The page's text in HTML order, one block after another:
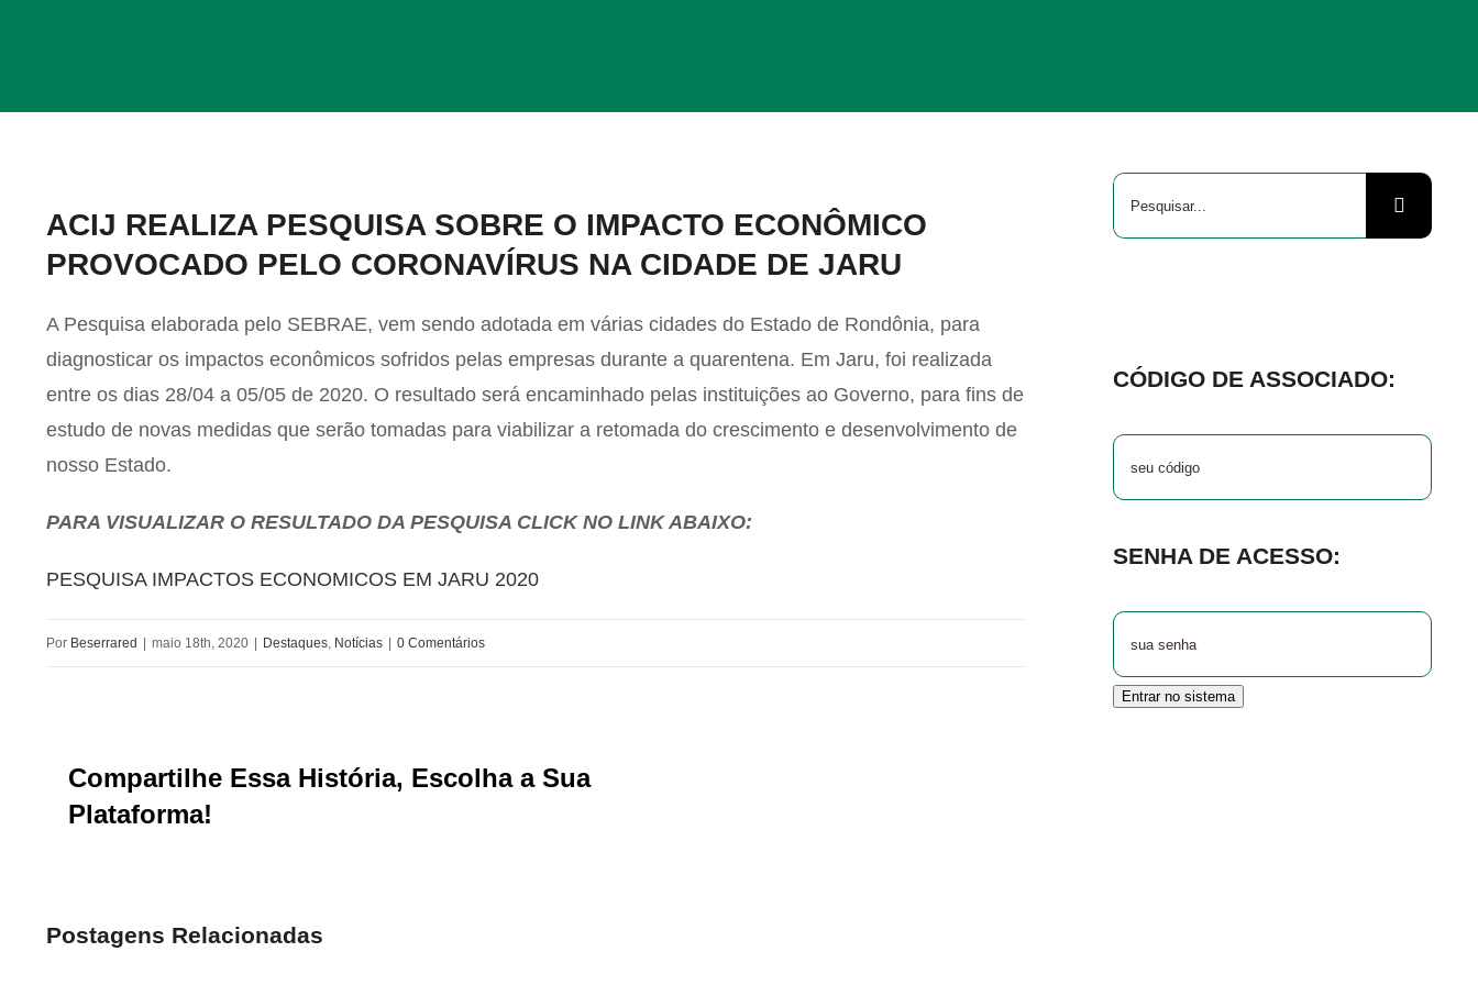
Larger
Image
ACIJ REALIZA PESQUISA SOBRE O IMPACTO ECONÔMICO
PROVOCADO PELO CORONAVÍRUS NA CIDADE DE JARU
A Pesquisa elaborada pelo SEBRAE, vem sendo adotada em várias cidades do Estado de Rondônia, para
diagnosticar os impactos econômicos sofridos pelas empresas durante a quarentena. Em Jaru, foi realizada
entre os dias 28/04 a 05/05 de 2020. O resultado será encaminhado pelas instituições ao Governo, para fins de
estudo de novas medidas que serão tomadas para viabilizar a retomada do crescimento e desenvolvimento de
nosso Estado.
PARA VISUALIZAR O RESULTADO DA PESQUISA CLICK NO LINK ABAIXO:
PESQUISA IMPACTOS ECONOMICOS EM JARU 2020
Por Beserrared | maio 18th, 2020 | Destaques Notícias | 0 Comentários
Compartilhe Essa História, Escolha a Sua
Plataforma!
Postagens Relacionadas
Buscar
resultados
CÓDIGO DE ASSOCIADO:
SENHA DE ACESSO:
Entrar no sistema